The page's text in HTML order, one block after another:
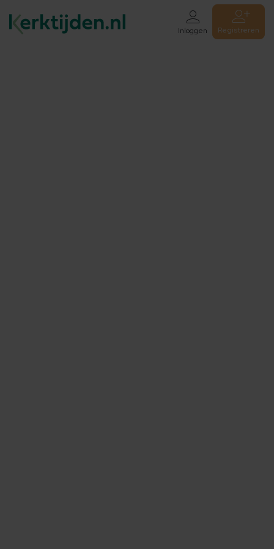
Inloggen Registreren